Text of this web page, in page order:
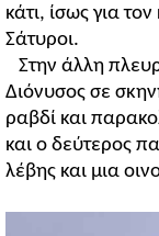
κάτι, ίσως για
Σάτυροι.
Στην άλλη
Διόνυσος σε
ραβδί και
και ο δεύτερος
λέβης και μια